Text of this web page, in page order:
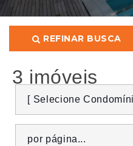
REFINAR BUSCA
3 imóveis